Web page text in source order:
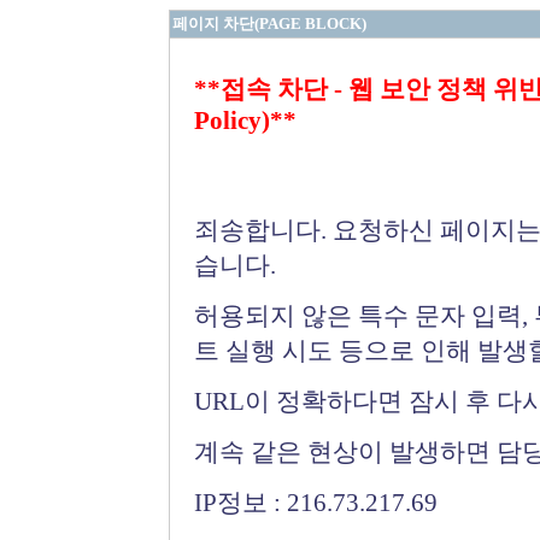
페이지 차단(PAGE BLOCK)
**접속 차단 - 웹 보안 정책 위
Policy)**
죄송합니다. 요청하신 페이지
습니다.
허용되지 않은 특수 문자 입력
트 실행 시도 등으로 인해 발생
URL이 정확하다면 잠시 후 다
계속 같은 현상이 발생하면 담
IP정보 : 216.73.217.69